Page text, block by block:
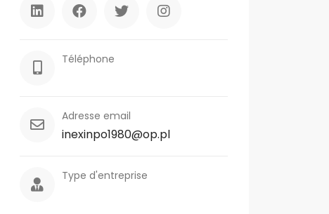
Téléphone
Adresse email
inexinpo1980@op.pl
Type d'entreprise